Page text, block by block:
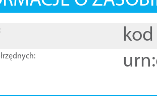
kod